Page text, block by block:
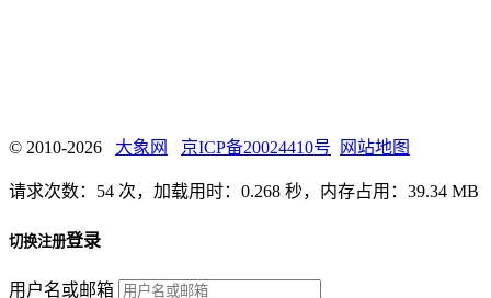
© 2010-2026 大象网 京ICP备20024410号 网站地图
请求次数：54 次，加载用时：0.268 秒，内存占用：39.34 MB
切换注册登录
用户名或邮箱